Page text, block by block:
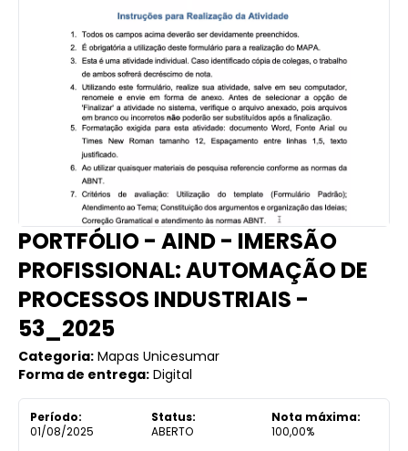
PORTFÓLIO - AIND - IMERSÃO
PROFISSIONAL: AUTOMAÇÃO DE
PROCESSOS INDUSTRIAIS -
53_2025
Categoria: Mapas Unicesumar
Forma de entrega: Digital
Período:
01/08/2025
Status:
ABERTO
Nota máxima:
100,00%